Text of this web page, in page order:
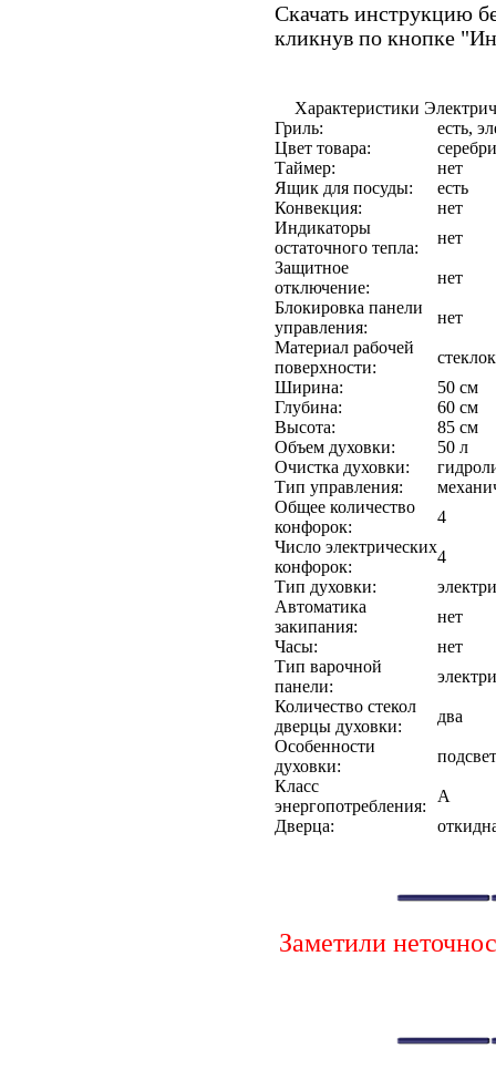
Скачать инструкцию
кликнув по кнопке
Характеристики
Гриль:
есть,
Цвет товара:
Таймер:
нет
Ящик для посуды:
есть
Конвекция:
нет
Индикаторы
остаточного тепла:
нет
Защитное
отключение:
нет
Блокировка панели
управления:
нет
Материал рабочей
поверхности:
Ширина:
50 см
Глубина:
60 см
Высота:
85 см
Объем духовки:
50 л
Очистка духовки:
Тип управления:
Общее количество
конфорок:
4
Число электрических
конфорок:
4
Тип духовки:
Автоматика
закипания:
нет
Часы:
нет
Тип варочной
панели:
Количество стекол
дверцы духовки:
два
Особенности
духовки:
Класс
энергопотребления:
A
Дверца:
Заметили